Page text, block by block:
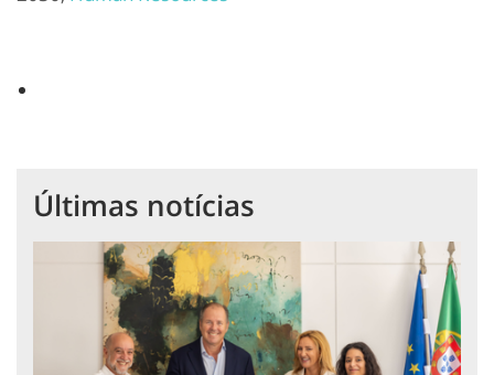
Últimas notícias